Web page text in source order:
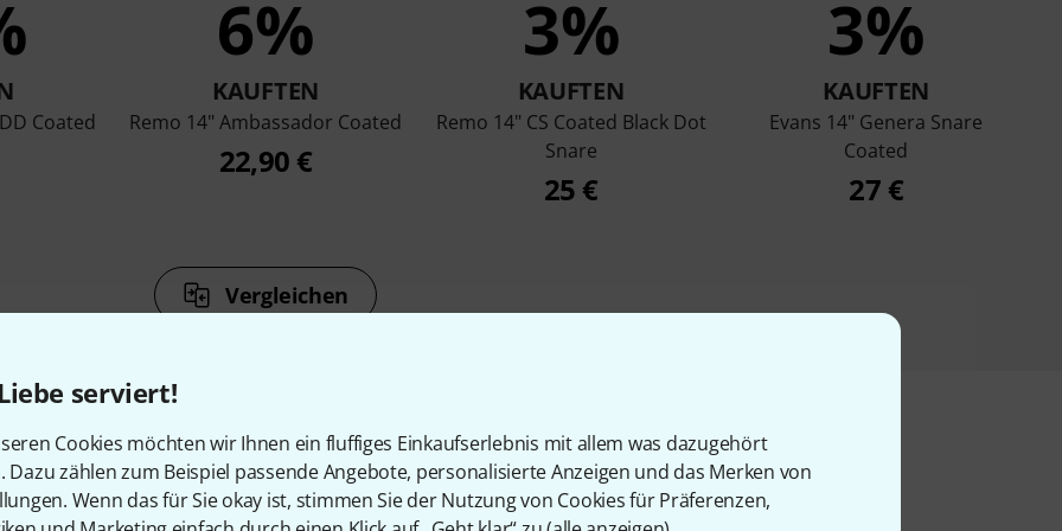
serviert!
Cookies möchten wir Ihnen ein fluffiges Einkaufserlebnis mit allem was dazugehört
Dazu zählen zum Beispiel passende Angebote, personalisierte Anzeigen und das Merken von
Wenn das für Sie okay ist, stimmen Sie der Nutzung von Cookies für Präferenzen,
Coated
6%
KAUFTEN
Remo 14" Ambassador Coated
22,90 €
3%
KAUFTEN
Remo 14" CS Coated Black Dot
Snare
25 €
3%
KAUFTEN
Evans 14" Genera Snare
Coated
27 €
Vergleichen
& passende Artikel